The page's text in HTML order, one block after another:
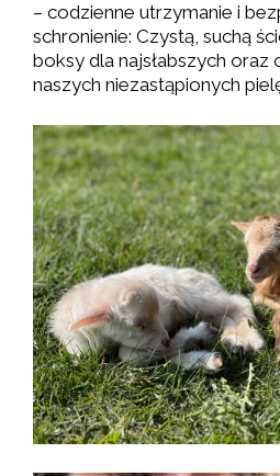
– codzienne utrzymanie i
schronienie: Czystą, suchą
boksy dla najsłabszych
naszych niezastąpionych